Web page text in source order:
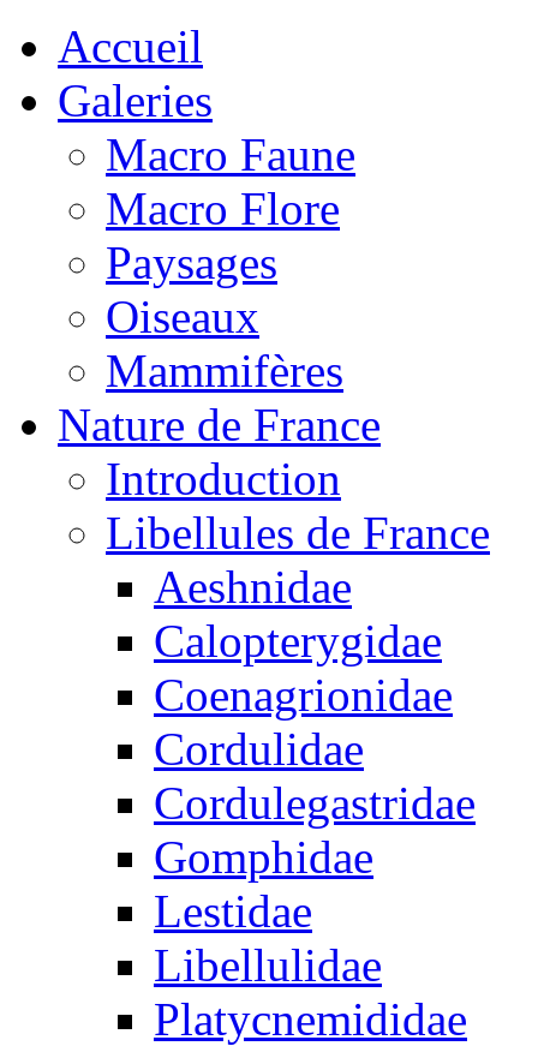
Accueil
Galeries
Macro Faune
Macro Flore
Paysages
Oiseaux
Mammifères
Nature de France
Introduction
Libellules de France
Aeshnidae
Calopterygidae
Coenagrionidae
Cordulidae
Cordulegastridae
Gomphidae
Lestidae
Libellulidae
Platycnemididae